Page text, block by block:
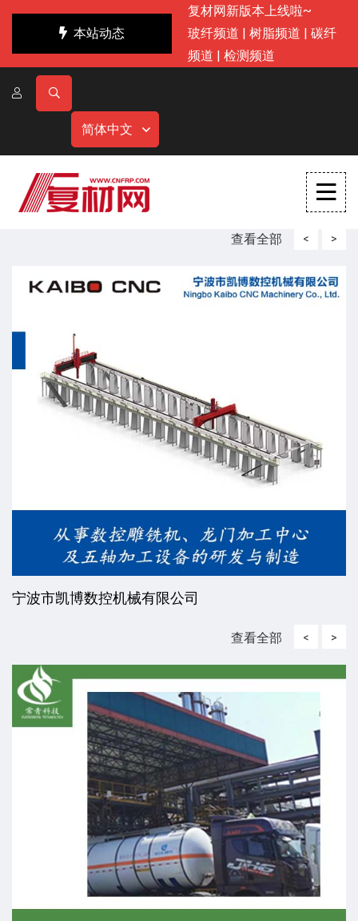
本站动态
复材网新版本上线啦~
玻纤频道 | 树脂频道 | 碳纤
频道 | 检测频道
简体中文
查看全部 <
宁波市凯博数控机械有限公司
>
查看全部 < >